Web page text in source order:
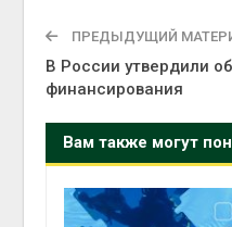
ПРЕДЫДУЩИЙ
В России утвердили
финансирования
Вам также могут